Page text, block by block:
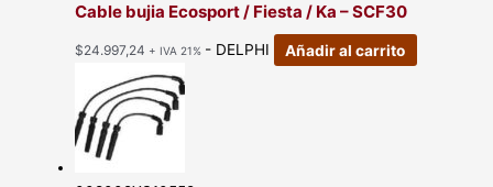
Cable bujia Ecosport / Fiesta / Ka – SCF30
$24.997,24 + IVA 21% - DELPHI Añadir al carrito